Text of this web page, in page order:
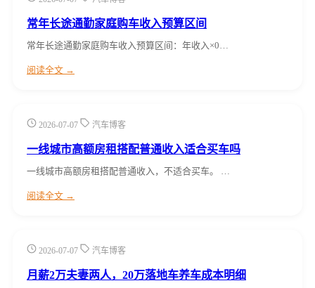
常年长途通勤家庭购车收入预算区间
常年长途通勤家庭购车收入预算区间：年收入×0…
阅读全文 →
2026-07-07 汽车博客
一线城市高额房租搭配普通收入适合买车吗
一线城市高额房租搭配普通收入，不适合买车。 …
阅读全文 →
2026-07-07 汽车博客
月薪2万夫妻两人，20万落地车养车成本明细